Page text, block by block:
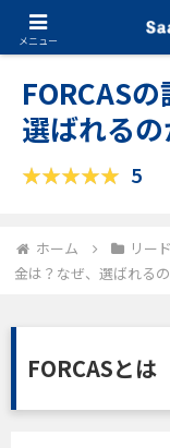
リードジェネレー
FORCAS
選ばれる
5
ホーム リー
金は？なぜ、選ばれる
FORCASとは
メニュー